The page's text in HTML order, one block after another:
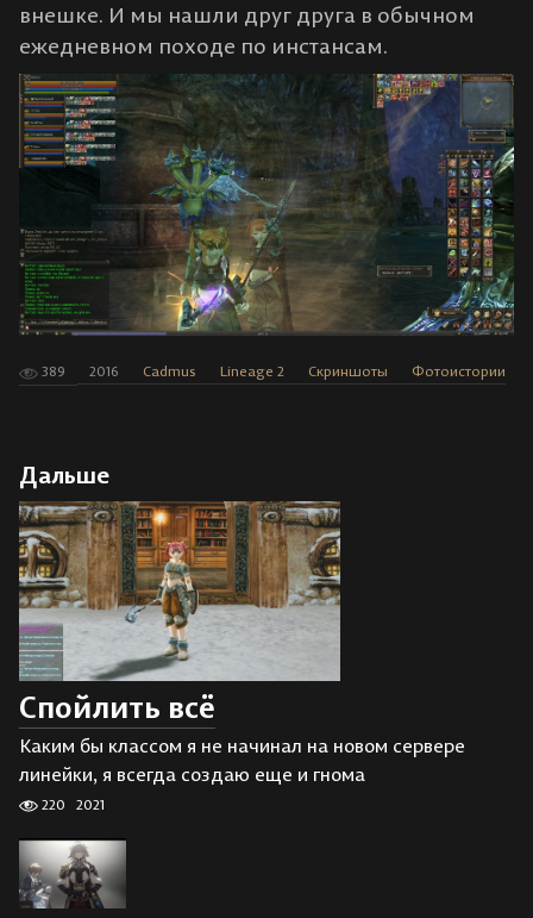
внешке. И мы нашли друг друга в обычном
ежедневном походе по инстансам.
389 2016 Cadmus Lineage 2 Скриншоты Фотоистории
Дальше
Спойлить всё
Каким бы классом я не начинал на новом сервере
линейки, я всегда создаю еще и гнома
220 2021